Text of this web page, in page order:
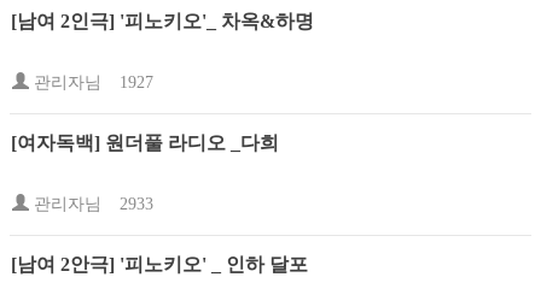
[남여 2인극] '피노키오'_ 차옥&하명
관리자님 1927
[여자독백] 원더풀 라디오 _다희
관리자님 2933
[남여 2안극] '피노키오' _ 인하 달포